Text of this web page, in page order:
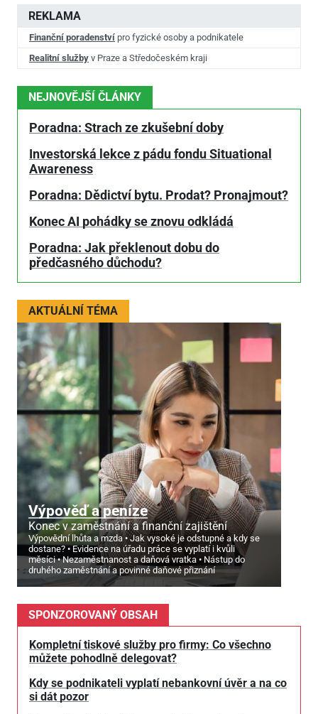
REKLAMA
Finanční poradenství pro fyzické osoby a podnikatele
Realitní služby v Praze a Středočeském kraji
NEJNOVĚJŠÍ ČLÁNKY
Poradna: Strach ze zkušební doby
Investorská lekce z pádu fondu Situational
Awareness
Poradna: Dědictví bytu. Prodat? Pronajmout?
Konec AI pohádky se znovu odkládá
Poradna: Jak překlenout dobu do
předčasného důchodu?
AKTUÁLNÍ TÉMA
Výpověď a peníze
Konec v zaměstnání a finanční zajištění
Výpovědní lhůta a mzda
Jak vysoké je odstupné a kdy se
dostane?
Evidence na úřadu práce se vyplatí i kvůli
měsíci
Nezaměstnanost a daňová vratka
Nástup do
druhého zaměstnání a povinné daňové přiznání
SPONZOROVANÝ OBSAH
Kompletní tiskové služby pro firmy: Co všechno
můžete pohodlně delegovat?
Kdy se podnikateli vyplatí nebankovní úvěr a na co
si dát pozor